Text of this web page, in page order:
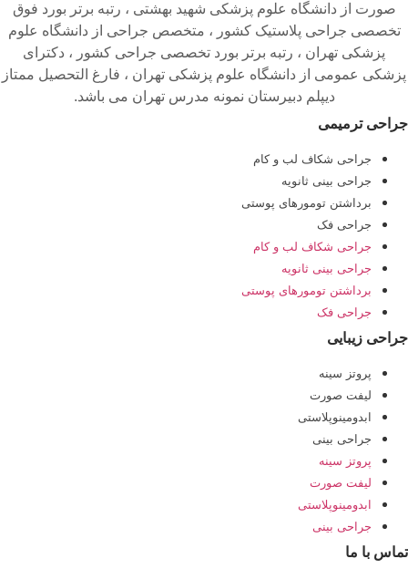
صورت از دانشگاه علوم پزشکی شهید بهشتی ، رتبه برتر بورد فوق
تخصصی جراحی پلاستیک کشور ، متخصص جراحی از دانشگاه علوم
پزشکی تهران ، رتبه برتر بورد تخصصی جراحی کشور ، دکترای
پزشکی عمومی از دانشگاه علوم پزشکی تهران ، فارغ التحصیل ممتاز
دیپلم دبیرستان نمونه مدرس تهران می باشد.
جراحی ترمیمی
جراحی شکاف لب و کام
جراحی بینی ثانویه
برداشتن تومورهای پوستی
جراحی فک
جراحی شکاف لب و کام
جراحی بینی ثانویه
برداشتن تومورهای پوستی
جراحی فک
جراحی زیبایی
پروتز سینه
لیفت صورت
ابدومینوپلاستی
جراحی بینی
پروتز سینه
لیفت صورت
ابدومینوپلاستی
جراحی بینی
تماس با ما